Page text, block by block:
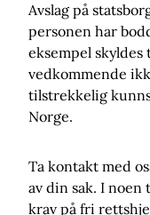
Avslag på
personen har
eksempel
vedkommende
tilstrekkelig
Norge.
Ta kontakt med
av din sak. I
krav på fri